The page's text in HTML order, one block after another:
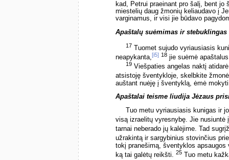
kad, Petrui praeinant pro šalį, bent
miestelių daug žmonių keliaudavo į
varginamus, ir visi jie būdavo
Apaštalų suėmimas ir stebuklingas
17 Tuomet sujudo vyriausiasis
neapykanta,[i5] 18 jie suėmė
19 Viešpaties angelas naktį
atsistoję šventykloje, skelbkite
auštant nuėję į šventyklą, ėmė
Apaštalai teisme liudija Jėzaus
Tuo metu vyriausiasis kunigas ir
visą izraelitų vyresnybę. Jie
tarnai neberado jų kalėjime. Tad
užrakintą ir sargybinius stovinčius
tokį pranešimą, šventyklos
ką tai galėtų reikšti. 25 Tuo metu